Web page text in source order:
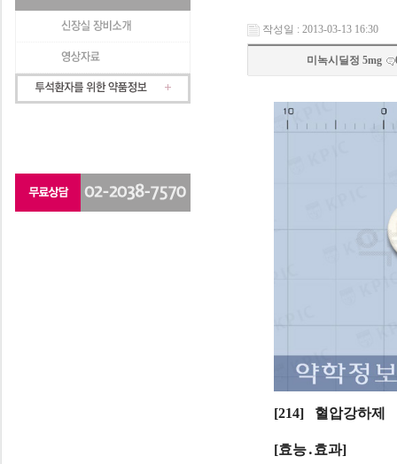
작성일 : 2013-03-13 16:30
미녹시딜정 5mg
[214] 혈압강하제
[효능․효과]